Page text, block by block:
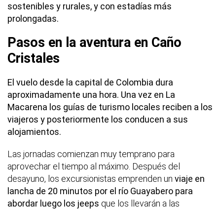
sostenibles y rurales, y con estadías más
prolongadas.
Pasos en la aventura en Caño
Cristales
El vuelo desde la capital de Colombia dura
aproximadamente una hora. Una vez en La
Macarena los guías de turismo locales reciben a los
viajeros y posteriormente los conducen a sus
alojamientos.
Las jornadas comienzan muy temprano para
aprovechar el tiempo al máximo. Después del
desayuno, los excursionistas emprenden un viaje en
lancha de 20 minutos por el río Guayabero para
abordar luego los jeeps que los llevarán a las